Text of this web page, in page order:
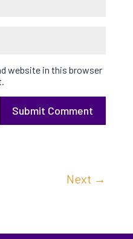
website in this browser
Submit Comment
Next →